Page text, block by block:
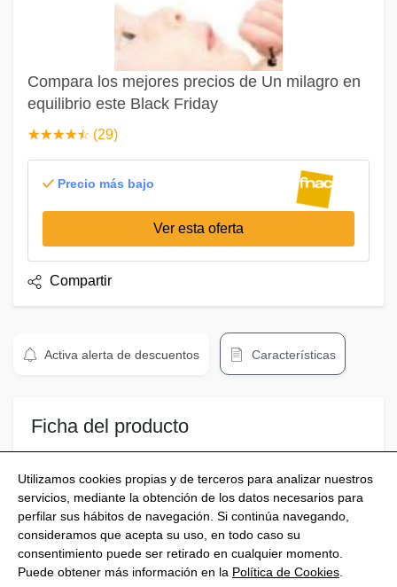
Compara los mejores precios de Un milagro en
equilibrio este Black Friday
☆☆☆☆☆
★★★★★ (29)
Precio más bajo
Ver esta oferta
Compartir
Activa alerta de descuentos Características
Ficha del producto
Utilizamos cookies propias y de terceros para analizar nuestros
servicios, mediante la obtención de los datos necesarios para
perfilar sus hábitos de navegación. Si continúa navegando,
consideramos que acepta su uso, en todo caso su
consentimiento puede ser retirado en cualquier momento.
Puede obtener más información en la Política de Cookies